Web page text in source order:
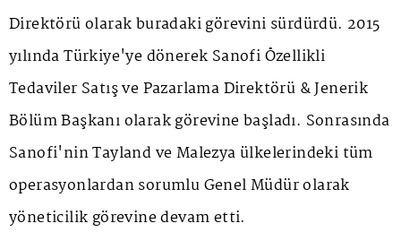
Direktörü olarak buradaki görevini sürdürdü. 2015
yılında Türkiye'ye dönerek Sanofi Özellikli
Tedaviler Satış ve Pazarlama Direktörü & Jenerik
Bölüm Başkanı olarak görevine başladı. Sonrasında
Sanofi'nin Tayland ve Malezya ülkelerindeki tüm
operasyonlardan sorumlu Genel Müdür olarak
yöneticilik görevine devam etti.